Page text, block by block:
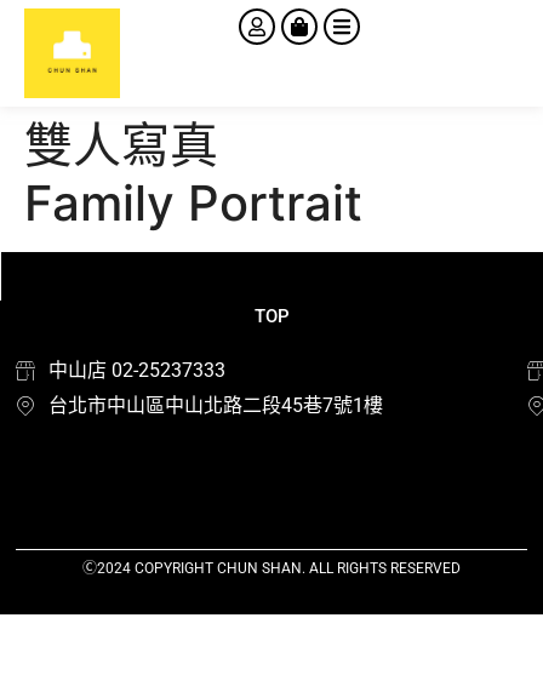
雙人寫真
Family Portrait
TOP
中山店 02-25237333
台北市中山區中山北路二段45巷7號1樓
Ⓒ2024 COPYRIGHT CHUN SHAN. ALL RIGHTS RESERVED